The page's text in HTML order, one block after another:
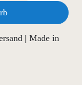
| Made in